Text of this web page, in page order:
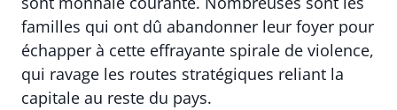
familles qui ont dû abandonner leur foyer pour
échapper à cette effrayante spirale de violence,
qui ravage les routes stratégiques reliant la
capitale au reste du pays.